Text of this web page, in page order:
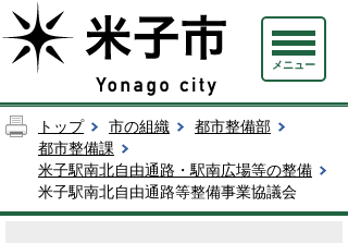
メニュー
トップ 市の組織
都市整備部
都市整備課
米子駅南北自由通路・駅南広場等の整備
米子駅南北自由通路等整備事業協議会